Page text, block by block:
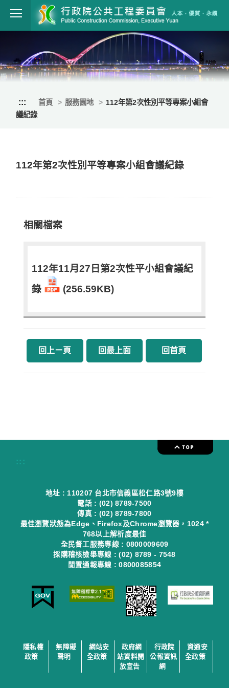
跳到主要內容
行政院公共工
::: 首頁 服務園地
112年第2次性別平等專案小組會
議紀錄
112年第2次性別平等專案小組會議紀錄
相關檔案
112年11月27日第2次性平小組會議紀
錄
(256.59KB)
回上ㄧ頁 回最上面 回首頁
:::
地址 : 110207 台北市信義區松仁路3號9樓
電話 : (02) 8789-7500
傳真 : (02) 8789-7800
最佳瀏覽狀態為Edge、Firefox及Chrome瀏覽器，1024 *
768以上解析度最佳
全民督工服務專線 : 0800009609
採購稽核檢舉專線 : (02) 8789 - 7548
閒置通報專線 : 0800085854
隱私權
政策
無障礙
聲明
網站安
全政策
政府網
站資料開
放宣告
行政院
公報資訊
網
資通安
全政策